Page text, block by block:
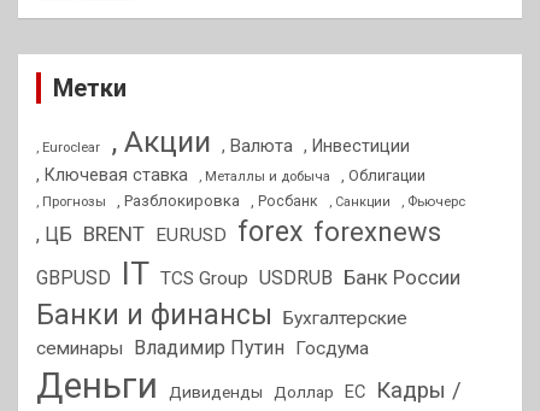
Метки
, Euroclear , Акции , Валюта , Инвестиции
, Ключевая ставка
, Металлы и добыча , Облигации
, Прогнозы , Разблокировка , Росбанк , Санкции , Фьючерс
, ЦБ BRENT EURUSD forex forexnews
GBPUSD IT TCS Group USDRUB Банк России
Банки и финансы
Бухгалтерские
семинары
Владимир Путин Госдума
Деньги Дивиденды Доллар ЕС
Кадры /